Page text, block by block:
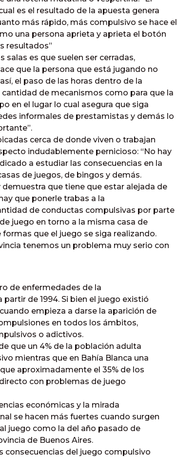
es el resultado de la apuesta genera
más rápido, más compulsivo se hace el
una persona aprieta y aprieta el botón
resultados”
es que suelen ser cerradas,
que la persona que está jugando no
el paso de las horas dentro de la
cantidad de mecanismos como para que la
en el lugar lo cual asegura que siga
informales de prestamistas y demás lo
cerca de donde viven o trabajan
indudablemente pernicioso: “No hay
a estudiar las consecuencias en la
de juegos, de bingos y demás.
que tiene que estar alejada de
que ponerle trabas a la
de conductas compulsivas por parte
juego en torno a la misma casa de
que el juego se siga realizando.
tenemos un problema muy serio con
de enfermedades de la
de 1994. Si bien el juego existió
empieza a darse la aparición de
en todos los ámbitos,
o adictivos.
que un 4% de la población adulta
mientras que en Bahía Blanca una
aproximadamente el 35% de los
con problemas de juego
económicas y la mirada
se hacen más fuertes cuando surgen
juego como la del año pasado de
de Buenos Aires.
consecuencias del juego compulsivo